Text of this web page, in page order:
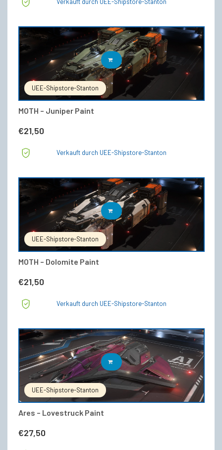
UEE-Shipstore-Stanton
MOTH – Juniper Paint
€21,50
IN DEN WARENKORB
Verkauft durch UEE-Shipstore-Stanton
UEE-Shipstore-Stanton
MOTH – Dolomite Paint
€21,50
IN DEN WARENKORB
Verkauft durch UEE-Shipstore-Stanton
UEE-Shipstore-Stanton
Ares – Lovestruck Paint
€27,50
IN DEN WARENKORB